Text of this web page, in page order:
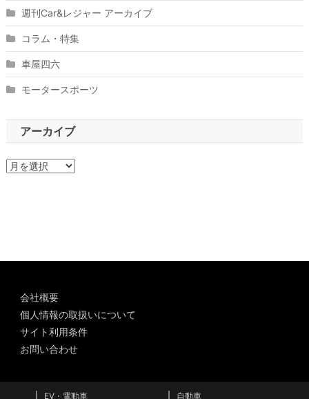
週刊Car&レジャー アーカイブ
コラム・特集
車屋四六
モータースポーツ
アーカイブ
ア
会社概要
個人情報の取扱いについて
サイト利用条件
お問い合わせ
EV・電動車 自動車